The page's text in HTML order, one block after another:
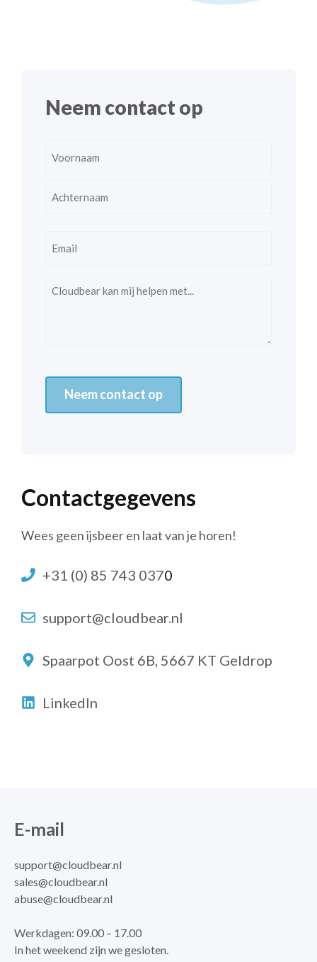
Contactgegevens
Wees geen ijsbeer en laat van je horen!
+31 (0) 85 743 0370
support@cloudbear.nl
Spaarpot Oost 6B, 5667 KT Geldrop
LinkedIn
Neem contact op
Comments
Neem contact op
E-mail
support@cloudbear.nl
sales@cloudbear.nl
abuse@cloudbear.nl
Werkdagen: 09.00 – 17.00
In het weekend zijn we gesloten.